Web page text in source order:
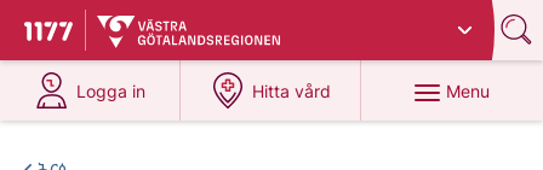
To start page for 1177
Du har valt region
Logga in
at 1177.se
Hitta vård
at 1177.se
Menu